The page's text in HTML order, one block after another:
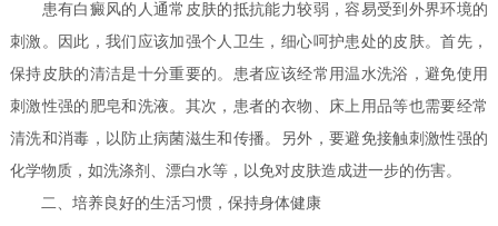
患有白癜风的人通常皮肤的抵抗能力较弱，容易受到外界环境的
刺激。因此，我们应该加强个人卫生，细心呵护患处的皮肤。首先，
保持皮肤的清洁是十分重要的。患者应该经常用温水洗浴，避免使用
刺激性强的肥皂和洗液。其次，患者的衣物、床上用品等也需要经常
清洗和消毒，以防止病菌滋生和传播。另外，要避免接触刺激性强的
化学物质，如洗涤剂、漂白水等，以免对皮肤造成进一步的伤害。
二、培养良好的生活习惯，保持身体健康